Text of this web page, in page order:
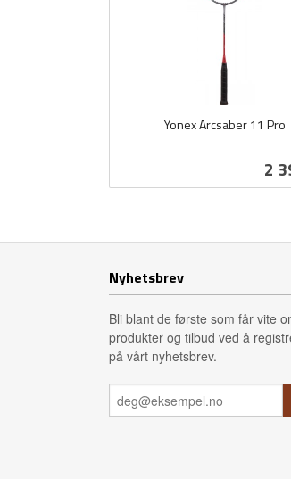
Yonex Arcsaber 11 Pro
2
Nyhetsbrev
Bli blant de første som får vite
produkter og tilbud ved å
på vårt nyhetsbrev.